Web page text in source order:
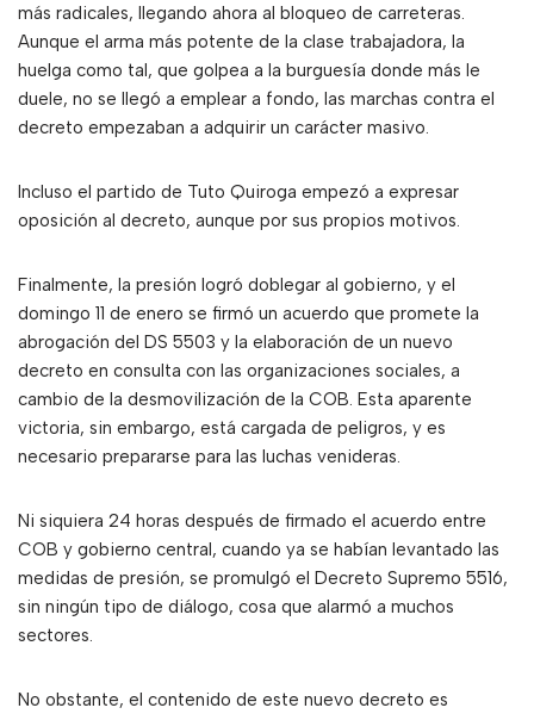
más radicales, llegando ahora al bloqueo de carreteras.
Aunque el arma más potente de la clase trabajadora, la
huelga como tal, que golpea a la burguesía donde más le
duele, no se llegó a emplear a fondo, las marchas contra el
decreto empezaban a adquirir un carácter masivo.
Incluso el partido de Tuto Quiroga empezó a expresar
oposición al decreto, aunque por sus propios motivos.
Finalmente, la presión logró doblegar al gobierno, y el
domingo 11 de enero se firmó un acuerdo que promete la
abrogación del DS 5503 y la elaboración de un nuevo
decreto en consulta con las organizaciones sociales, a
cambio de la desmovilización de la COB. Esta aparente
victoria, sin embargo, está cargada de peligros, y es
necesario prepararse para las luchas venideras.
Ni siquiera 24 horas después de firmado el acuerdo entre
COB y gobierno central, cuando ya se habían levantado las
medidas de presión, se promulgó el Decreto Supremo 5516,
sin ningún tipo de diálogo, cosa que alarmó a muchos
sectores.
No obstante, el contenido de este nuevo decreto es